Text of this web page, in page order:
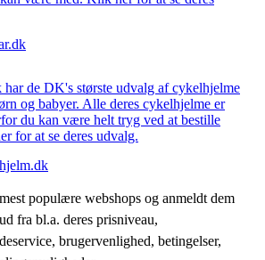
de DK's største udvalg af cykelhjelme
og babyer. Alle deres cykelhjelme er
du kan være helt tryg ved at bestille
for at se deres udvalg.
populære webshops og anmeldt dem
fra bl.a. deres prisniveau,
brugervenlighed, betingelser,